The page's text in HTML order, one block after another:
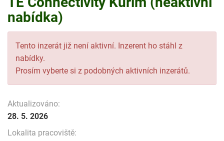
nabídka)
Tento inzerát již není aktivní. Inzerent ho stáhl z
nabídky.
Prosím vyberte si z podobných aktivních inzerátů.
Aktualizováno:
28. 5. 2026
Lokalita pracoviště: